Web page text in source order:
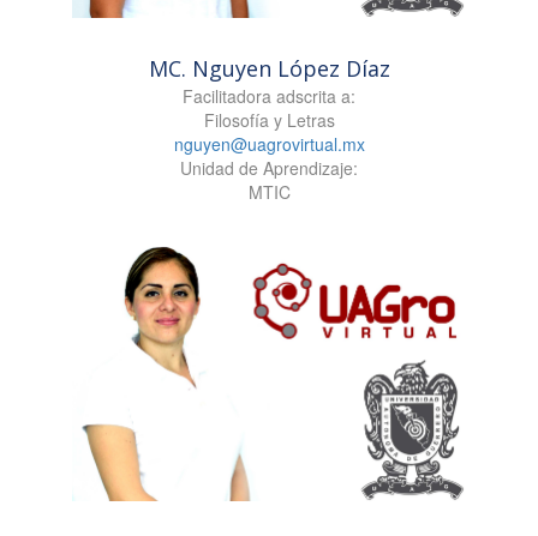
MC. Nguyen López Díaz
Facilitadora adscrita a:
Filosofía y Letras
nguyen@uagrovirtual.mx
Unidad de Aprendizaje:
MTIC